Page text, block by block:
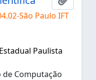
São Paulo IFT
Paulista
Computação